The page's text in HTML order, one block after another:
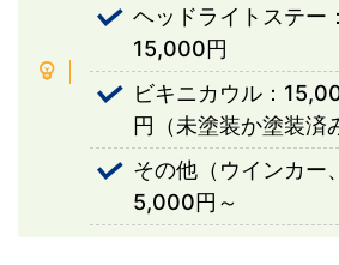
ヘッドライトステー
15,000円
ビキニカウル：
円（未塗装か塗装済
その他（ウインカー
5,000円～